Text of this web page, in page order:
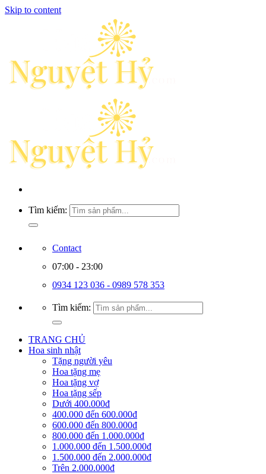
Skip to content
Tìm kiếm:
Contact
07:00 - 23:00
0934 123 036 - 0989 578 353
Tìm kiếm:
TRANG CHỦ
Hoa sinh nhật
Tặng người yêu
Hoa tặng mẹ
Hoa tặng vợ
Hoa tặng sếp
Dưới 400.000đ
400.000 đến 600.000đ
600.000 đến 800.000đ
800.000 đến 1.000.000đ
1.000.000 đến 1.500.000đ
1.500.000 đến 2.000.000đ
Trên 2.000.000đ